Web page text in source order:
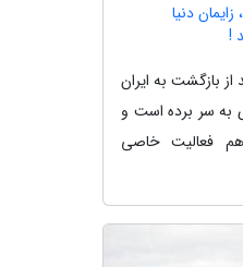
دنیا
از بازگشت به ایران
به سر برده است و
هم فعالیت خاصی